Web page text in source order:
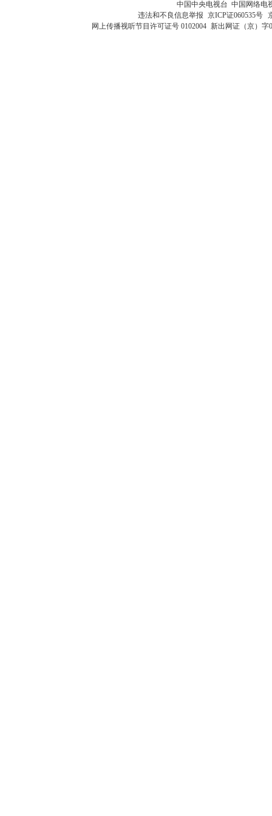
中国中央电视台 中国网络电
违法和不良信息举报 京ICP证060535号
网上传播视听节目许可证号 0102004 新出网证（京）